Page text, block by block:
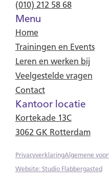
PrivacyverklaringAlgemene
Website: Studio Flabbergasted
(010) 212 58 68
Menu
Home
Trainingen en Events
Leren en werken bij
Veelgestelde vragen
Contact
Kantoor locatie
Kortekade 13C
3062 GK Rotterdam